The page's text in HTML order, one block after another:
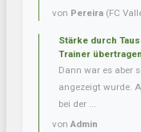
von Pereira (FC
Stärke durch
Trainer übertragen
Dann war es aber
angezeigt wurde.
bei der ...
vonAdmin